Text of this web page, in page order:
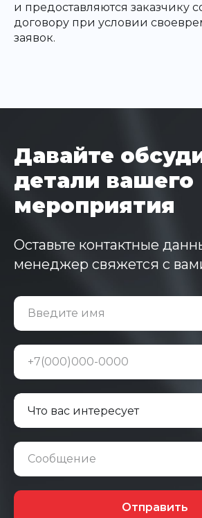
и предоставляются заказчику
договору при условии
заявок.
Давайте
детали вашего
мероприятия
Оставьте контактные
менеджер свяжется с
Введите имя
+7(000)000-0000
Сообщение
Отправить